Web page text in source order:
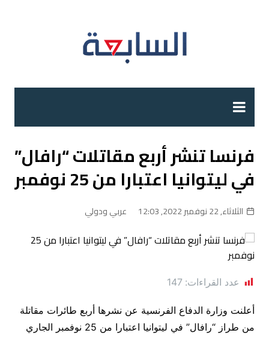
فرنسا تنشر أربع مقاتلات “رافال”
في ليتوانيا اعتبارا من 25 نوفمبر
الثلاثاء, 22 نوفمبر 2022, 12:03 عربي ودولي
عدد القراءات: 147
أعلنت وزارة الدفاع الفرنسية عن نشرها أربع طائرات مقاتلة
من طراز “رافال” في ليتوانيا اعتبارا من 25 نوفمبر الجاري